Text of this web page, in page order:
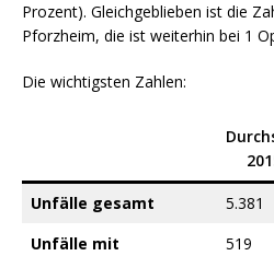
Prozent). Gleichgeblieben ist die
Pforzheim, die ist weiterhin bei 1
Die wichtigsten Zahlen:
Unfälle gesamt 5.381
Unfälle mit
519